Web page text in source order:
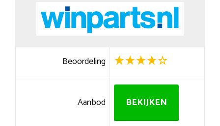
Beoordeling
Aanbod BEKIJKEN